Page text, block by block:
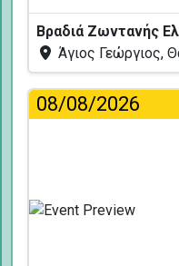
Άγιος Γεώργιος,
08/08/2026